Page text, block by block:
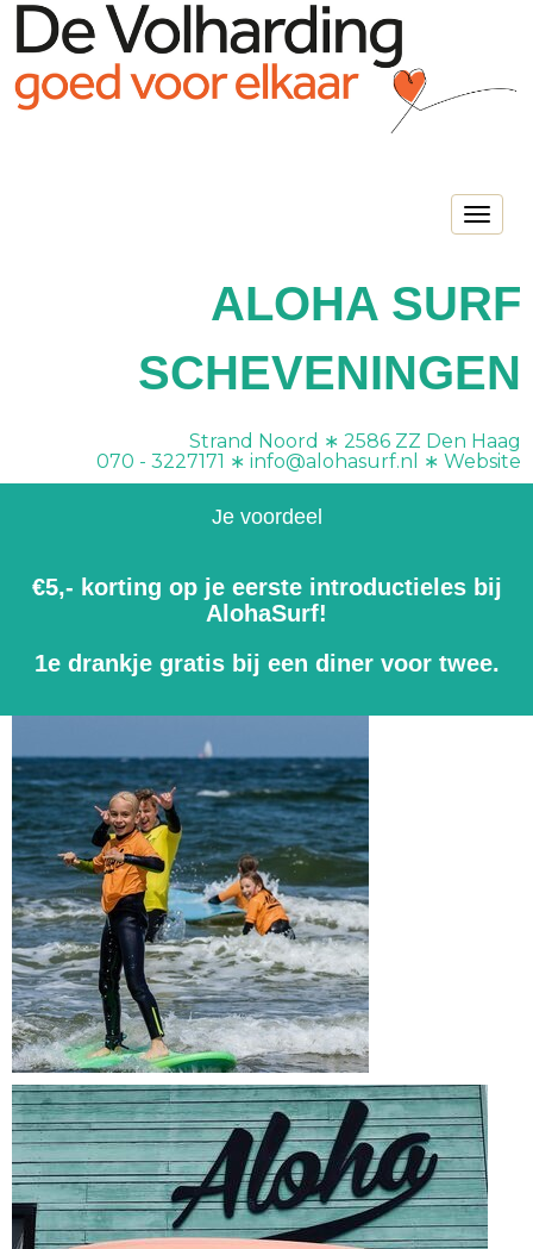
Toggle
ALOHA SURF
SCHEVENINGEN
Strand Noord ∗ 2586 ZZ Den Haag
070 - 3227171 ∗ ofni@alohasurf.nl ∗ Website
Je voordeel
€5,- korting op je eerste introductieles bij
AlohaSurf!
1e drankje gratis bij een diner voor twee.